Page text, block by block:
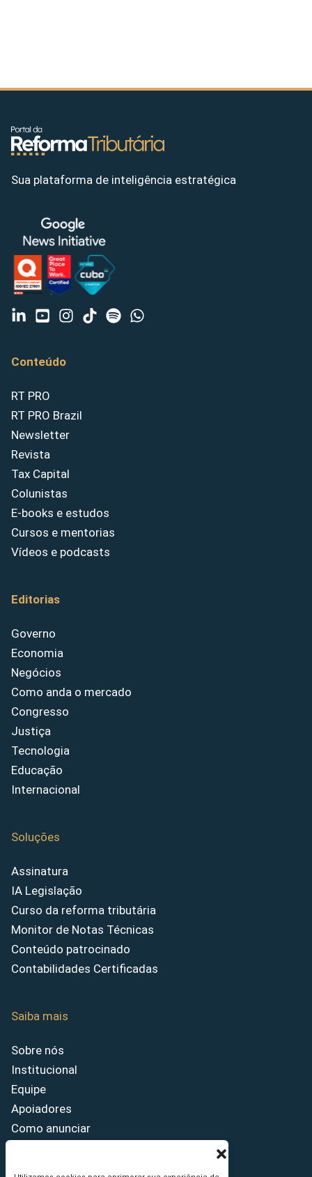
Sua plataforma de inteligência estratégica
Conteúdo
RT PRO
RT PRO Brazil
Newsletter
Revista
Tax Capital
Colunistas
E-books e estudos
Cursos e mentorias
Vídeos e podcasts
Editorias
Governo
Economia
Negócios
Como anda o mercado
Congresso
Justiça
Tecnologia
Educação
Internacional
Soluções
Assinatura
IA Legislação
Curso da reforma tributária
Monitor de Notas Técnicas
Conteúdo patrocinado
Contabilidades Certificadas
Saiba mais
Sobre nós
Institucional
Equipe
Apoiadores
Como anunciar